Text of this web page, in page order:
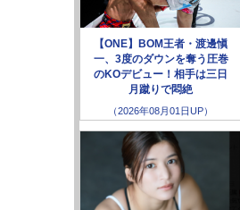
【ONE】BOM王者・渡邊愼
一、3度のダウンを奪う圧巻
のKOデビュー！相手は三日
月蹴りで悶絶
（2026年08月01日UP）